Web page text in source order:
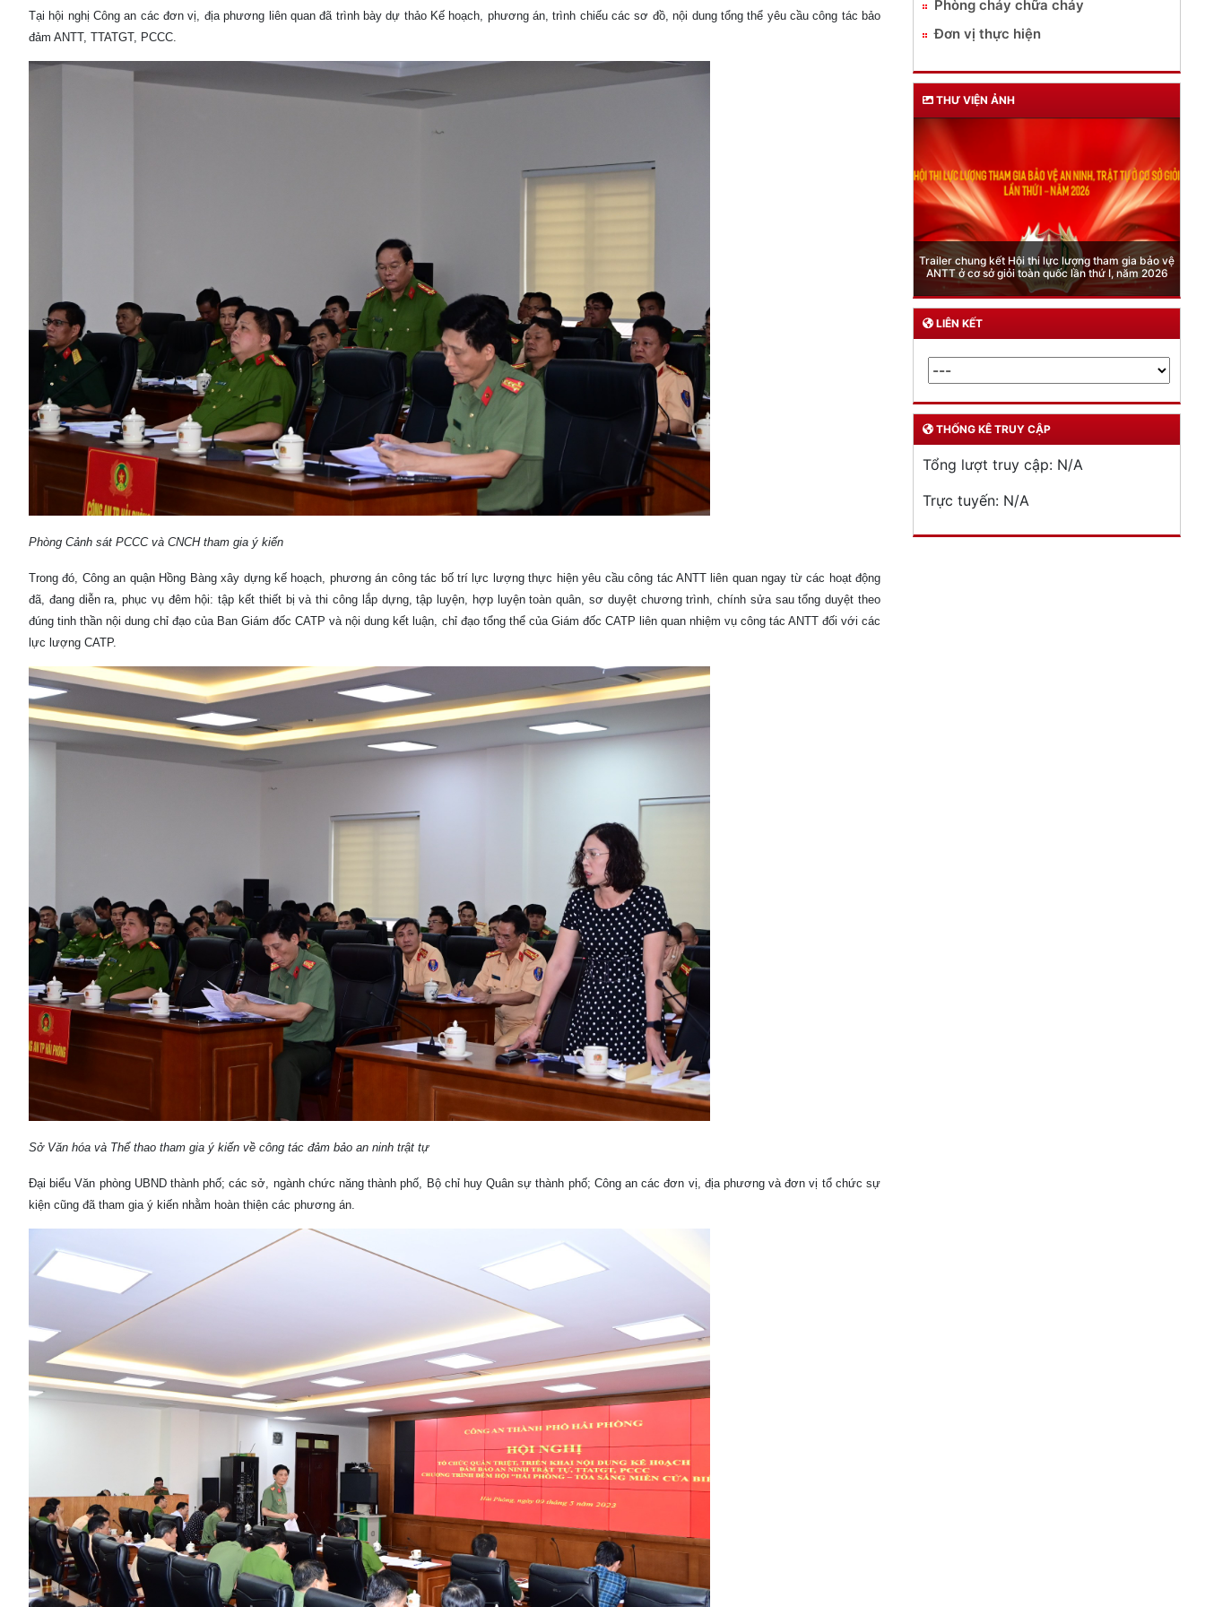
Tại hội nghị Công an các đơn vị, địa phương liên quan đã trình bày dự thảo Kế hoạch, phương án, trình chiếu các sơ đồ, nội dung tổng thể yêu cầu công tác bảo
đảm ANTT, TTATGT, PCCC.
Phòng Cảnh sát PCCC và CNCH tham gia ý kiến
Trong đó, Công an quận Hồng Bàng xây dựng kế hoạch, phương án công tác bố trí lực lượng thực hiện yêu cầu công tác ANTT liên quan ngay từ các hoạt động
đã, đang diễn ra, phục vụ đêm hội: tập kết thiết bị và thi công lắp dựng, tập luyện, hợp luyện toàn quân, sơ duyệt chương trình, chính sửa sau tổng duyệt theo
đúng tinh thần nội dung chỉ đạo của Ban Giám đốc CATP và nội dung kết luận, chỉ đạo tổng thể của Giám đốc CATP liên quan nhiệm vụ công tác ANTT đối với các
lực lượng CATP.
Sở Văn hóa và Thể thao tham gia ý kiến về công tác đảm bảo an ninh trật tự
Đại biểu Văn phòng UBND thành phố; các sở, ngành chức năng thành phố, Bộ chỉ huy Quân sự thành phố; Công an các đơn vị, địa phương và đơn vị tổ chức sự
kiện cũng đã tham gia ý kiến nhằm hoàn thiện các phương án.
Phòng cháy chữa cháy
Đơn vị thực hiện
THƯ VIỆN ẢNH
Phòng Quản lý xuất nhập cảnh: Hướng dẫn những
quy định mới trong lĩnh vực xuất cảnh, nhập cảnh
của công dân việt nam từ ngày 01/7/2026
LIÊN KẾT
THỐNG KÊ TRUY CẬP
Tổng lượt truy cập: N/A
Trực tuyến: N/A